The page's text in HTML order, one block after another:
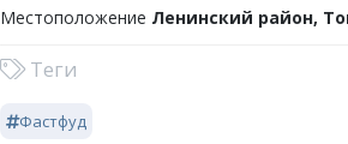
Местоположение Ленинский район,
Теги
Фастфуд